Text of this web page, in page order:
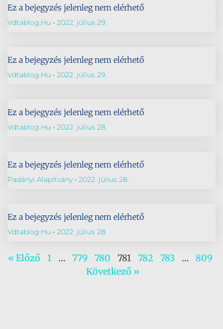
Ez a bejegyzés jelenleg nem elérhető
Vdtablog.hu 2022. július 29.
Ez a bejegyzés jelenleg nem elérhető
Vdtablog.hu 2022. július 29.
Ez a bejegyzés jelenleg nem elérhető
Vdtablog.hu 2022. július 28.
Ez a bejegyzés jelenleg nem elérhető
Padányi Alapítvány 2022. július 28.
Ez a bejegyzés jelenleg nem elérhető
Vdtablog.hu 2022. július 28.
« Előző 1 … 779 780 781 782 783 …
809
Következő »